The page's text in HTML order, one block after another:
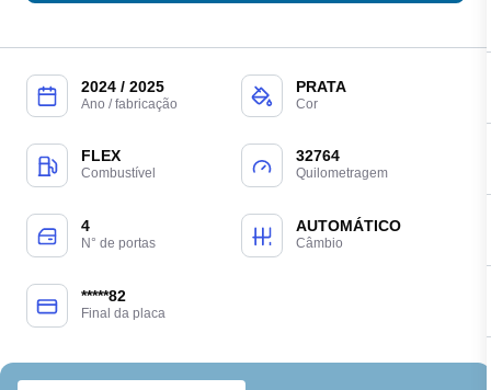
2024 / 2025
Ano / fabricação
PRATA
Cor
FLEX
Combustível
32764
Quilometragem
4
N° de portas
AUTOMÁTICO
Câmbio
*****82
Final da placa